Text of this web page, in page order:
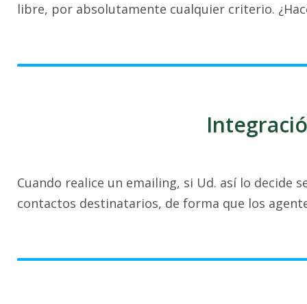
libre, por absolutamente cualquier criterio.
Cuando realice un emailing, si Ud. así lo decide
contactos destinatarios, de forma que los